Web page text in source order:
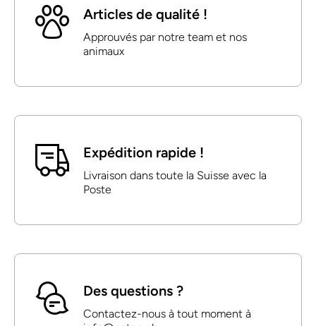
Articles de qualité !
Approuvés par notre team et nos
animaux
Expédition rapide !
Livraison dans toute la Suisse avec la
Poste
Des questions ?
Contactez-nous à tout moment à